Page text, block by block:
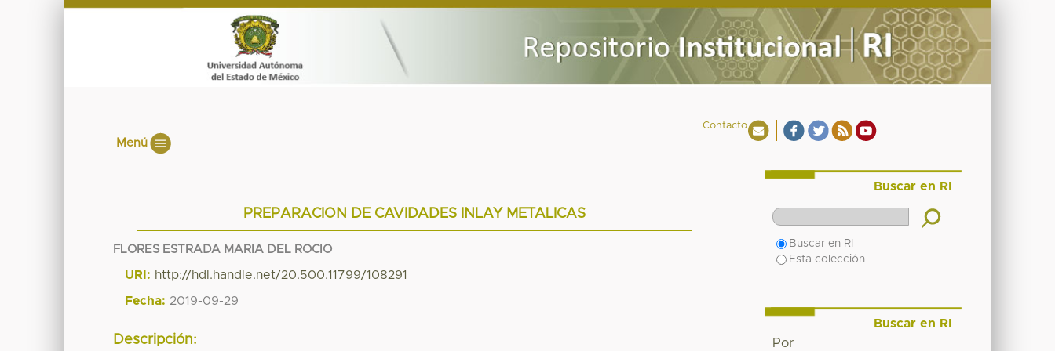
Contacto
Menú
PREPARACION DE CAVIDADES INLAY METALICAS
FLORES ESTRADA MARIA DEL ROCIO
URI: http://hdl.handle.net/20.500.11799/108291
Fecha: 2019-09-29
Descripción:
Buscar en RI
Buscar en RI
Esta colección
Buscar en RI
Por